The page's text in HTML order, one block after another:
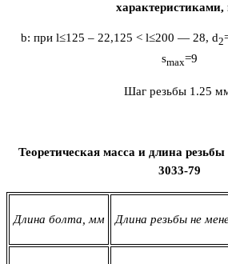
b: при l≤125 – 22,125 < l≤200 ― 28, d2
smax=9
Шаг резьбы 1.25
Теоретическая масса и длина
3033-79
Длина болта, мм Длина резьбы не